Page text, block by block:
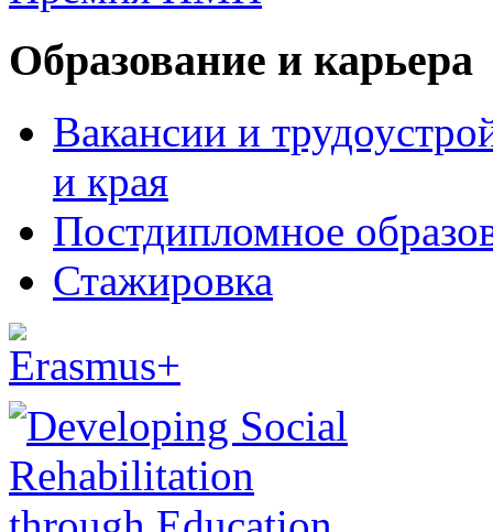
Образование и карьера
Вакансии и
и края
Постдипломное
Стажировка